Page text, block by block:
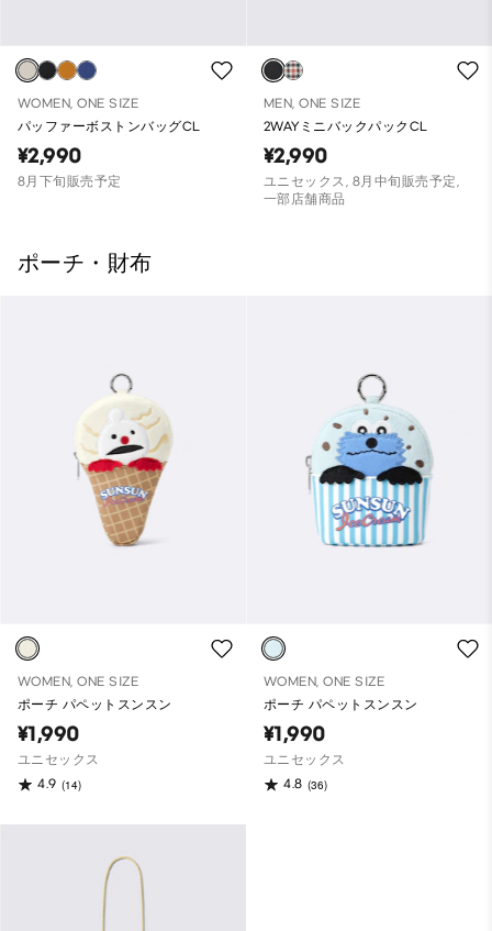
WOMEN, ONE SIZE
パッファーボストンバッグCL
¥2,990
8月下旬販売予定
MEN, ONE SIZE
2WAYミニバックパックCL
¥2,990
ユニセックス, 8月中旬販売予定,
一部店舗商品
ポーチ・財布
WOMEN, ONE SIZE
ポーチ パペットスンスン
¥1,990
ユニセックス
4.9 (14)
WOMEN, ONE SIZE
ポーチ パペットスンスン
¥1,990
ユニセックス
4.8 (36)